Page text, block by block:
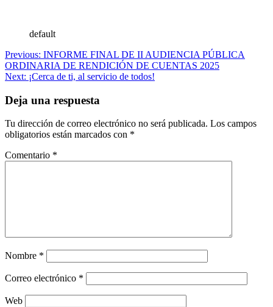
default
Navegación
de
Previous: INFORME FINAL DE II AUDIENCIA PÚBLICA
ORDINARIA DE RENDICIÓN DE CUENTAS 2025
Next: ¡Cerca de ti, al servicio de todos!
Deja una respuesta
Tu dirección de correo electrónico no será publicada. Los campos
obligatorios están marcados con *
Comentario *
Nombre *
Correo electrónico *
Web